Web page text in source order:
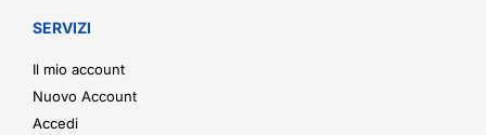
SERVIZI
Il mio account
Nuovo Account
Accedi